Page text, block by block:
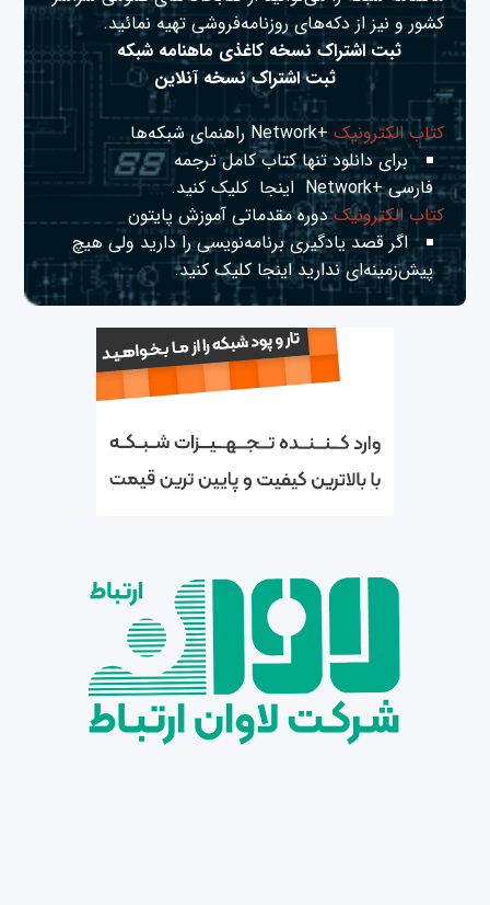
کشور و نیز از دکه‌های روزنامه‌فروشی تهیه نمائید.
ثبت اشتراک نسخه کاغذی ماهنامه شبکه
ثبت اشتراک نسخه آنلاین
کتاب الکترونیک+Network راهنمای شبکه‌ها
برای دانلود تنها کتاب کامل ترجمه
فارسی +Network
اینجا کلیک کنید.
کتاب الکترونیکدوره مقدماتی آموزش پایتون
اگر قصد یادگیری برنامه‌نویسی را دارید ولی هیچ
پیش‌زمینه‌ای نداریداینجا کلیک کنید.